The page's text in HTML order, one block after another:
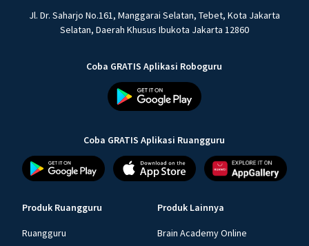
Jl. Dr. Saharjo No.161, Manggarai Selatan, Tebet, Kota Jakarta
Selatan, Daerah Khusus Ibukota Jakarta 12860
Coba GRATIS Aplikasi Roboguru
Coba GRATIS Aplikasi Ruangguru
Produk Ruangguru
Ruangguru
Produk Lainnya
Brain Academy Online